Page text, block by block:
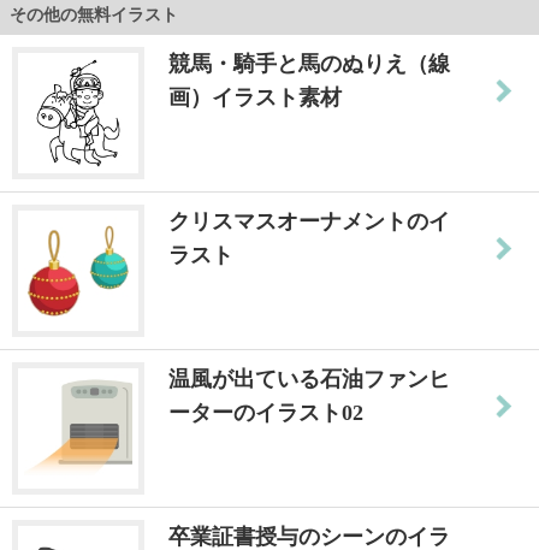
その他の無料イラスト
競馬・騎手と馬のぬりえ（線
画）イラスト素材
クリスマスオーナメントのイ
ラスト
温風が出ている石油ファンヒ
ーターのイラスト02
卒業証書授与のシーンのイラ